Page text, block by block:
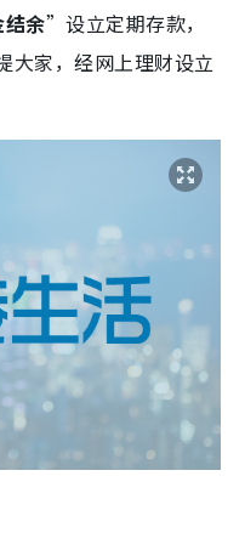
余”设立定期存款，
大家，经网上理财设立